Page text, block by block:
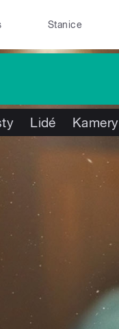
Stanice
Lidé Kamery